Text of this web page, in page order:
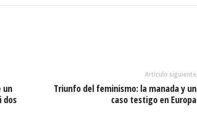
un
dos
Artículo siguiente
Triunfo del feminismo: la manada y un
caso testigo en Europa